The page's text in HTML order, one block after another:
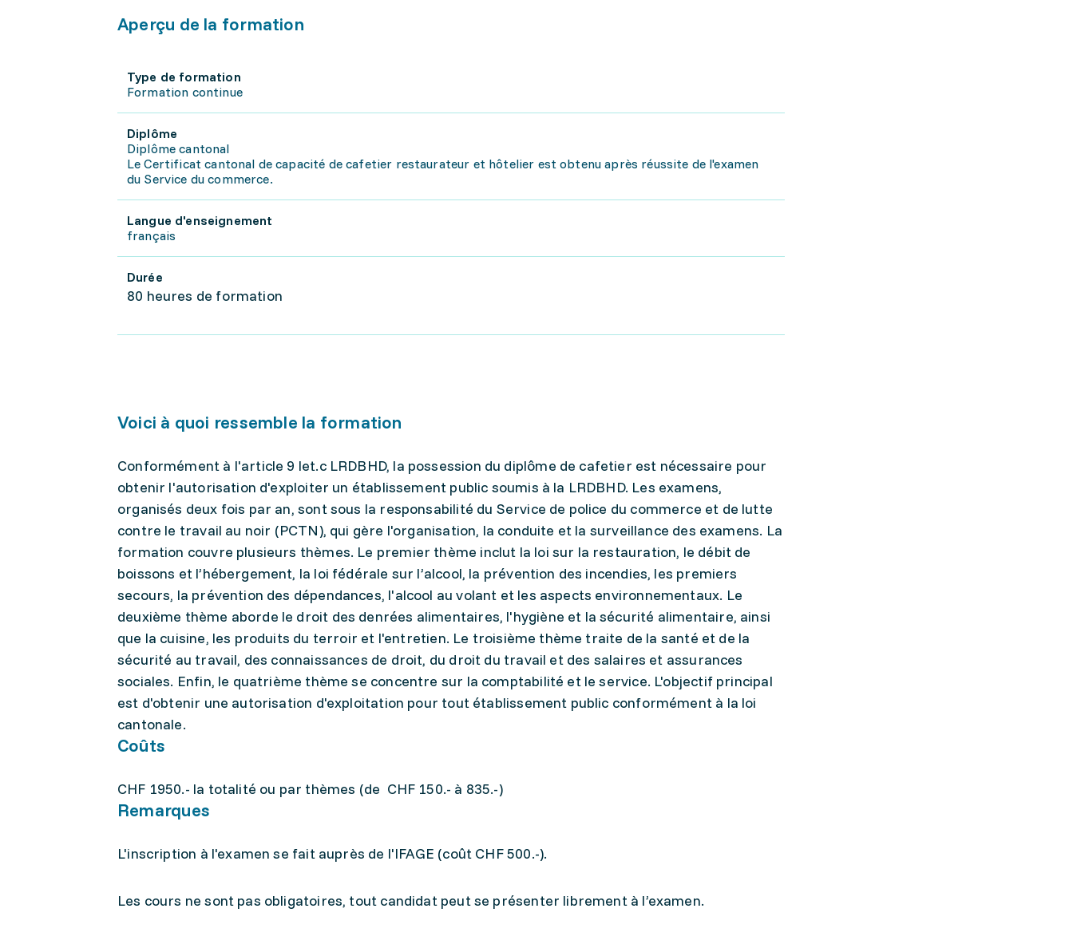
Aperçu de la formation
Type de formation
Formation continue
Diplôme
Diplôme cantonal
Le Certificat cantonal de capacité de cafetier restaurateur et hôtelier est obtenu après réussite de l'examen
du Service du commerce.
Langue d'enseignement
français
Durée
80 heures de formation
Voici à quoi ressemble la formation
Conformément à l'article 9 let.c LRDBHD, la possession du diplôme de cafetier est nécessaire pour
obtenir l'autorisation d'exploiter un établissement public soumis à la LRDBHD. Les examens,
organisés deux fois par an, sont sous la responsabilité du Service de police du commerce et de lutte
contre le travail au noir (PCTN), qui gère l'organisation, la conduite et la surveillance des examens. La
formation couvre plusieurs thèmes. Le premier thème inclut la loi sur la restauration, le débit de
boissons et l’hébergement, la loi fédérale sur l’alcool, la prévention des incendies, les premiers
secours, la prévention des dépendances, l'alcool au volant et les aspects environnementaux. Le
deuxième thème aborde le droit des denrées alimentaires, l'hygiène et la sécurité alimentaire, ainsi
que la cuisine, les produits du terroir et l'entretien. Le troisième thème traite de la santé et de la
sécurité au travail, des connaissances de droit, du droit du travail et des salaires et assurances
sociales. Enfin, le quatrième thème se concentre sur la comptabilité et le service. L'objectif principal
est d'obtenir une autorisation d'exploitation pour tout établissement public conformément à la loi
cantonale.
Coûts
CHF 1950.- la totalité ou par thèmes (de CHF 150.- à 835.-)
Remarques
L'inscription à l'examen se fait auprès de l'IFAGE (coût CHF 500.-).
Les cours ne sont pas obligatoires, tout candidat peut se présenter librement à l’examen.